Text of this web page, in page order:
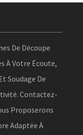
De Découpe
À Votre Écoute,
Soudage De
Contactez-
Proposerons
Adaptée À